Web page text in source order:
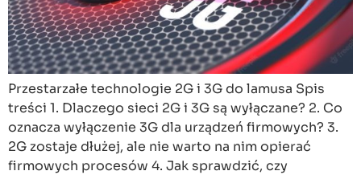
Przestarzałe technologie 2G i 3G do lamusa Spis
treści 1. Dlaczego sieci 2G i 3G są wyłączane? 2. Co
oznacza wyłączenie 3G dla urządzeń firmowych? 3.
2G zostaje dłużej, ale nie warto na nim opierać
firmowych procesów 4. Jak sprawdzić, czy